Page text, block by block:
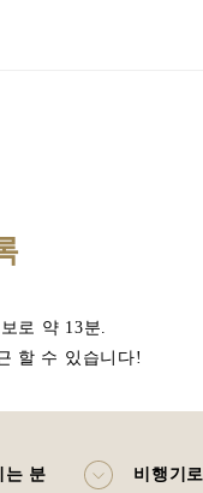
로 약 13분.
할 수 있습니다!
는 분 비행기